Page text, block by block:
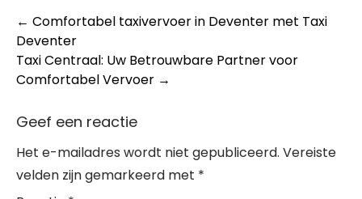
Post
navigation
← Comfortabel taxivervoer in Deventer met Taxi
Deventer
Taxi Centraal: Uw Betrouwbare Partner voor
Comfortabel Vervoer →
Geef een reactie
Het e-mailadres wordt niet gepubliceerd. Vereiste
velden zijn gemarkeerd met *